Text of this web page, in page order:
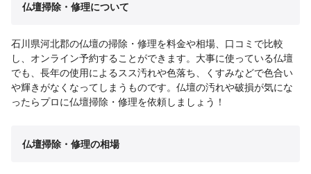
仏壇掃除・修理について
石川県河北郡の仏壇の掃除・修理を料金や相場、口コミで比較
し、オンライン予約することができます。大事に使っている仏壇
でも、長年の使用によるスス汚れや色落ち、くすみなどで色合い
や輝きがなくなってしまうものです。仏壇の汚れや破損が気にな
ったらプロに仏壇掃除・修理を依頼しましょう！
仏壇掃除・修理の相場